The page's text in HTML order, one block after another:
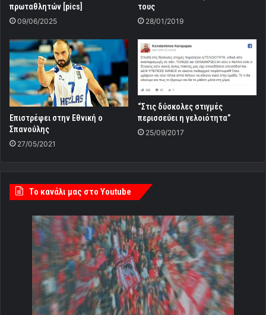
πρωταθλητών [pics]
09/06/2025
τους
28/01/2019
Επιστρέφει στην Εθνική ο
Σπανούλης
27/05/2021
“Στις δύσκολες στιγμές
περισσεύει η γελοιότητα”
25/09/2017
Tο κανάλι μας στο Youtube